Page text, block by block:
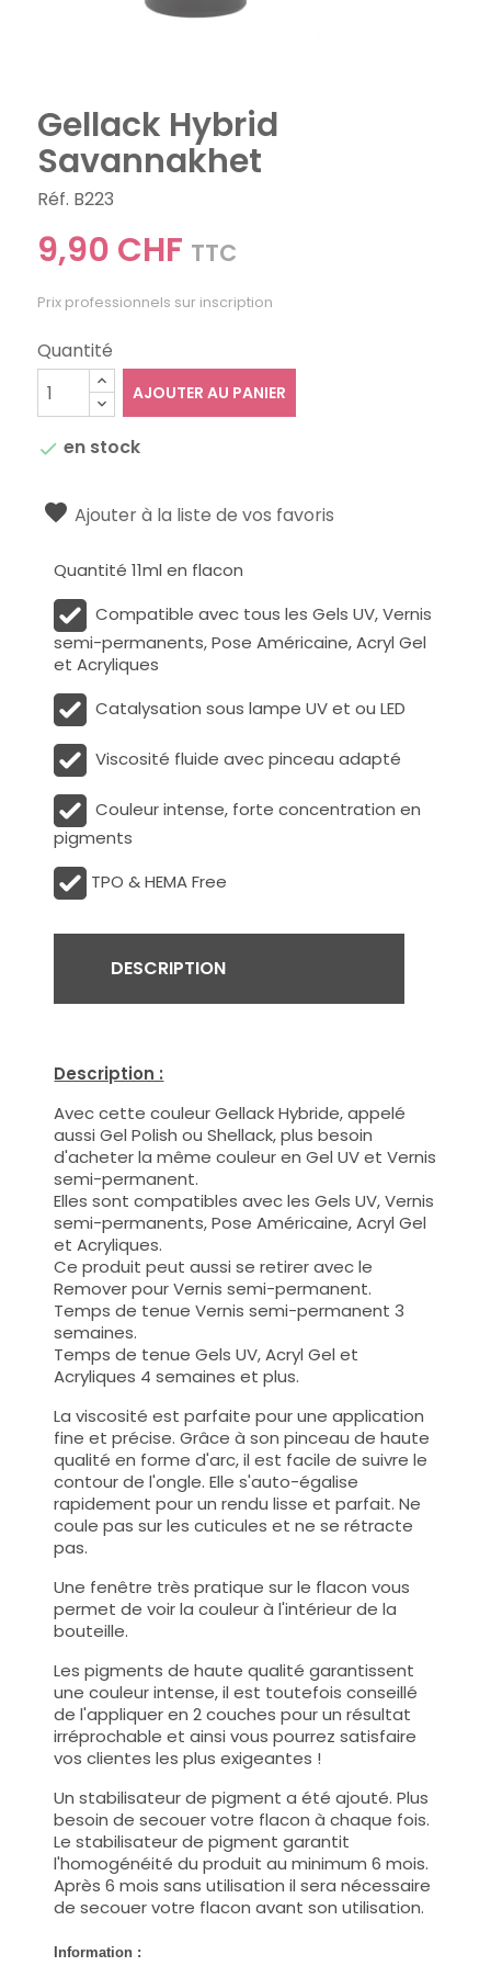
Gellack Hybrid
Savannakhet
Réf. B223
9,90 CHF TTC
Prix professionnels sur inscription
Quantité
AJOUTER AU PANIER
 en stock
Ajouter à la liste de vos favoris
Quantité 11ml en flacon
Compatible avec tous les Gels UV, Vernis
semi-permanents, Pose Américaine, Acryl Gel
et Acryliques
Catalysation sous lampe UV et ou LED
Viscosité fluide avec pinceau adapté
Couleur intense, forte concentration en
pigments
TPO & HEMA Free
DESCRIPTION
Description :
Avec cette couleur Gellack Hybride, appelé
aussi Gel Polish ou Shellack, plus besoin
d'acheter la même couleur en Gel UV et Vernis
semi-permanent.
Elles sont compatibles avec les Gels UV, Vernis
semi-permanents, Pose Américaine, Acryl Gel
et Acryliques.
Ce produit peut aussi se retirer avec le
Remover pour Vernis semi-permanent.
Temps de tenue Vernis semi-permanent 3
semaines.
Temps de tenue Gels UV, Acryl Gel et
Acryliques 4 semaines et plus.
La viscosité est parfaite pour une application
fine et précise. Grâce à son pinceau de haute
qualité en forme d'arc, il est facile de suivre le
contour de l'ongle. Elle s'auto-égalise
rapidement pour un rendu lisse et parfait. Ne
coule pas sur les cuticules et ne se rétracte
pas.
Une fenêtre très pratique sur le flacon vous
permet de voir la couleur à l'intérieur de la
bouteille.
Les pigments de haute qualité garantissent
une couleur intense, il est toutefois conseillé
de l'appliquer en 2 couches pour un résultat
irréprochable et ainsi vous pourrez satisfaire
vos clientes les plus exigeantes !
Un stabilisateur de pigment a été ajouté. Plus
besoin de secouer votre flacon à chaque fois.
Le stabilisateur de pigment garantit
l'homogénéité du produit au minimum 6 mois.
Après 6 mois sans utilisation il sera nécessaire
de secouer votre flacon avant son utilisation.
Information :